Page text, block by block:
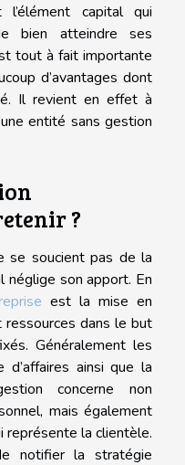
capital qui
bien atteindre ses
tout à fait importante
d’avantages dont
Il revient en effet à
entité sans gestion
?
se soucient pas de la
néglige son apport. En
est la mise en
dans le but
Généralement les
ainsi que la
concerne non
mais également
représente la clientèle.
notifier la stratégie